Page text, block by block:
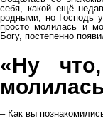
себя, какой ещё
родными, но Господь
просто молилась и
Богу, постепенно
«Ну
– Как вы